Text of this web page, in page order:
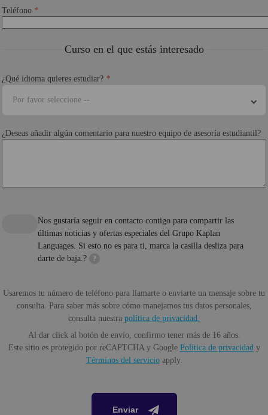
Teléfono
Curso en el que estás interesado
¿Qué idioma quieres estudiar?
Por favor seleccione --
¿Deseas añadir algún comentario para nuestro equipo de asesoría estudiantil?
Nos gustaría seguir en contacto contigo para compartir las
últimas noticias y ofertas especiales del Grupo Kaplan
Languages. Si esto no es para ti, marca la casilla desliza para
darte de baja.?
?
Usaremos tu número de teléfono para llamarte o enviarte un mensaje sobre tu
consulta. Para saber más sobre cómo manejamos tus datos personales,
consulta nuestra política de privacidad.
Al dar click al botón de envío, confirmo tener más de 16 años.
Este sitio es protegido por reCAPTCHA y Google Política de privacidad y
Términos del servicioapply.
Enviar